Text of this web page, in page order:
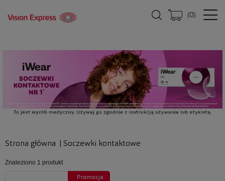
(0)
Strona główna Soczewki kontaktowe
Znaleziono 1 produkt
Promocja